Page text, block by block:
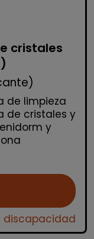
cristales
de limpieza
de cristales y
y
discapacidad